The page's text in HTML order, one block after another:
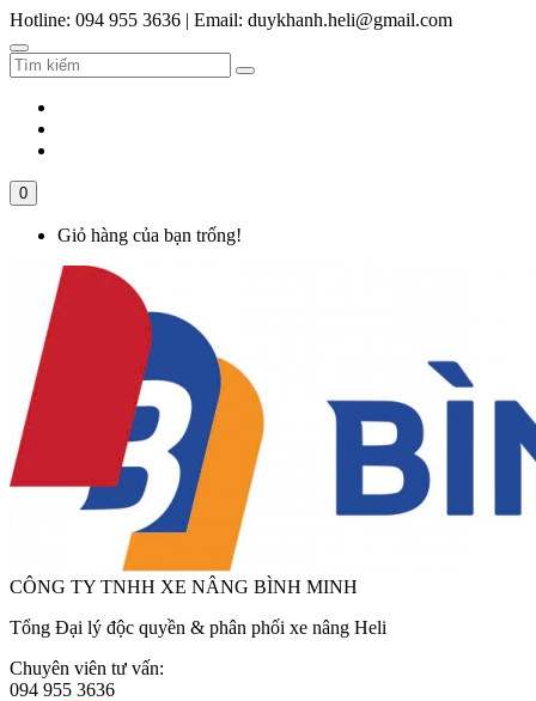
Hotline: 094 955 3636 | Email: duykhanh.heli@gmail.com
0
Giỏ hàng của bạn trống!
CÔNG TY TNHH XE NÂNG BÌNH MINH
Tổng Đại lý độc quyền & phân phối xe nâng Heli
Chuyên viên tư vấn:
094 955 3636